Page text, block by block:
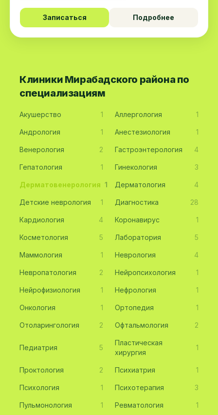
Записаться Подробнее
Клиники Мирабадского района по
специализациям
Акушерство 1 Аллергология 1
Андрология 1 Анестезиология 1
Венерология 2 Гастроэнтерология 4
Гепатология 1 Гинекология 3
Дерматовенерология 1 Дерматология 4
Детские неврология 1 Диагностика 28
Кардиология 4 Коронавирус 1
Косметология 5 Лаборатория 5
Маммология 1 Неврология 4
Невропатология 2 Нейропсихология 1
Нейрофизиология 1 Нефрология 1
Онкология 1 Ортопедия 1
Отоларингология 2 Офтальмология 2
Педиатрия 5
Пластическая
хирургия
1
Проктология 2 Психиатрия 1
Психология 1 Психотерапия 3
Пульмонология 1 Ревматология 1